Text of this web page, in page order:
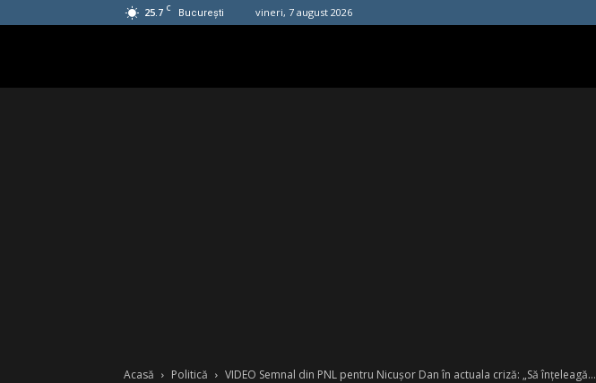
25.7 C București vineri, 7 august 2026
Acasă Politică VIDEO Semnal din PNL pentru Nicușor Dan în actuala criză: „Să înțeleagă...